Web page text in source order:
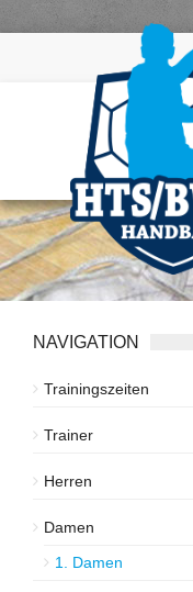
NAVIGATION
Trainingszeiten
Trainer
Herren
Damen
1. Damen